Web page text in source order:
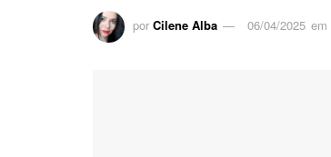
por Cilene Alba 06/04/2025 em